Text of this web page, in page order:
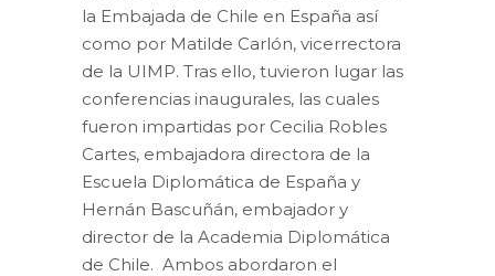
la Embajada de Chile en España así
como por Matilde Carlón, vicerrectora
de la UIMP. Tras ello, tuvieron lugar las
conferencias inaugurales, las cuales
fueron impartidas por Cecilia Robles
Cartes, embajadora directora de la
Escuela Diplomática de España y
Hernán Bascuñán, embajador y
director de la Academia Diplomática
de Chile. Ambos abordaron el